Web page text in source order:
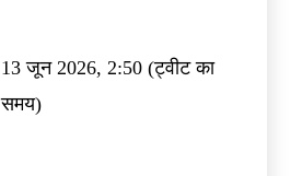
13 जून 2026, 2:50 (ट्वीट का
समय)